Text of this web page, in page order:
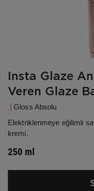
Insta Glaze
Veren Glaze
Gloss Absolu
Elektriklenmeye eğilimli
kremi.
250 ml